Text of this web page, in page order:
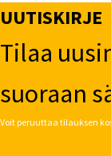
UUTISKIRJE
Tilaa
suoraan
Voit peruuttaa tilauksen